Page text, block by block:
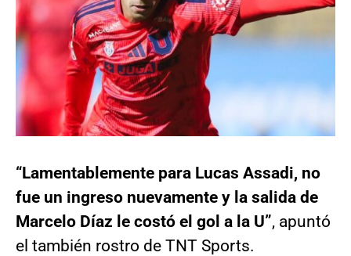
“Lamentablemente para Lucas Assadi, no
fue un ingreso nuevamente y la salida de
Marcelo Díaz le costó el gol a la U”, apuntó
el también rostro de TNT Sports.